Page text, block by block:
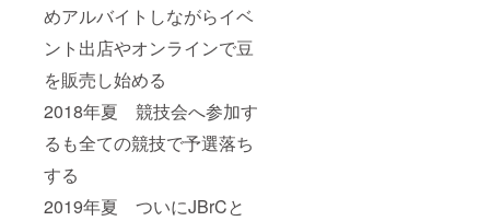
めアルバイトしながらイベ
ント出店やオンラインで豆
を販売し始める
2018年夏 競技会へ参加す
るも全ての競技で予選落ち
する
2019年夏 ついにJBrCと